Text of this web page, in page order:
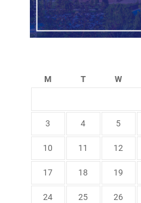
M T W
3 4 5
10 11 12
17 18 19
24 25 26